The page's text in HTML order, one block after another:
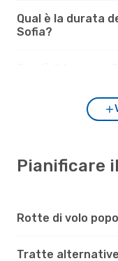
Qual è la durata
Sofia?
Pianificare
Rotte di volo
Tratte alternative